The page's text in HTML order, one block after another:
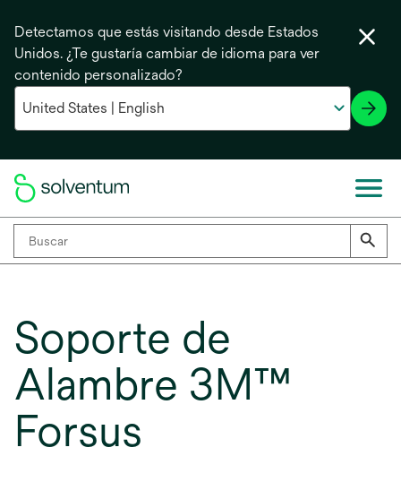
Detectamos que estás visitando desde Estados
Unidos. ¿Te gustaría cambiar de idioma para ver
contenido personalizado?
Soporte de
Alambre 3M™
Forsus